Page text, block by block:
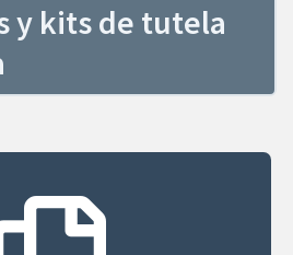
y kits de tutela